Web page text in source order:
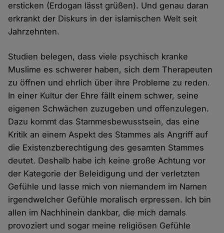
ersticken (Erdogan lässt grüßen). Und genau daran
erkrankt der Diskurs in der islamischen Welt seit
Jahrzehnten.
Studien belegen, dass viele psychisch kranke
Muslime es schwerer haben, sich dem Therapeuten
zu öffnen und ehrlich über ihre Probleme zu reden.
In einer Kultur der Ehre fällt einem schwer, seine
eigenen Schwächen zuzugeben und offenzulegen.
Dazu kommt das Stammesbewusstsein, das eine
Kritik an einem Aspekt des Stammes als Angriff auf
die Existenzberechtigung des gesamten Stammes
deutet. Deshalb habe ich keine große Achtung vor
der Kategorie der Beleidigung und der verletzten
Gefühle und lasse mich von niemandem im Namen
irgendwelcher Gefühle moralisch erpressen. Ich bin
allen im Nachhinein dankbar, die mich damals
provoziert und sogar meine religiösen Gefühle